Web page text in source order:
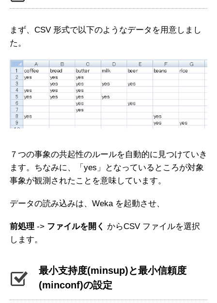
まず、CSV 形式で以下のようなデータを用意しまし
た。
７つの事象の共起性のルールを自動的に見つけていき
ます。ちなみに、「yes」となっているところが対象
事象が観測されたことを意味しています。
データの読み込みは、Weka を起動させ、
前処理 -> ファイルを開く からCSV ファイルを選択
します。
最小支持度(minsup)と最小信頼度
(minconf)の設定